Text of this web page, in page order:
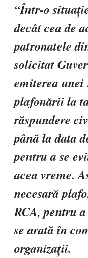
“Într-o
decât cea de
patronatele
solicitat
emiterea
plafonării la
răspundere
până la data
pentru a se
acea vreme.
necesară
RCA, pentru
se arată în
organizații.